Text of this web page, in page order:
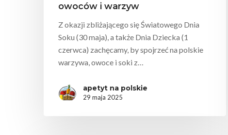
Wciśnij enter żeby wyszukać lub ESC żeby zamknąć
owoców i warzyw
Z okazji zbliżającego się Światowego Dnia
Soku (30 maja), a także Dnia Dziecka (1
czerwca) zachęcamy, by spojrzeć na polskie
warzywa, owoce i soki z…
apetyt na polskie
29 maja 2025